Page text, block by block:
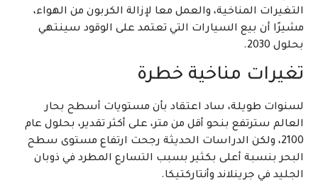
التغيرات المناخية، والعمل معا لإزالة الكربون من الهواء،
مشيرًا أن بيع السيارات التي تعتمد على الوقود سينتهي
بحلول 2030.
تغيرات مناخية خطرة
لسنوات طويلة، ساد اعتقاد بأن مستويات أسطح بحار
العالم سترتفع بنحو أقل من متر، على أكثر تقدير، بحلول عام
2100، ولكن الدراسات الحديثة رجحت ارتفاع مستوى سطح
البحر بنسبة أعلى بكثير بسبب التسارع المطرد في ذوبان
الجليد في جرينلاند وأنتاركتيكا.